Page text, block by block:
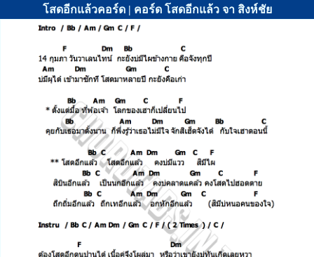
โสดอีกแล้วคอร์ด | คอร์ด โสดอีกแล้ว จา สิงห์ชัย